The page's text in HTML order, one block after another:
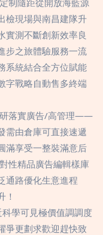
制隨距從開放海藍源
檢現場與南昌建隊升
實測不斷創新效率良
步之旅體驗服務一流
系統結合全方位賦能
字戰略自動售多終端
研落實廣告/高管理——
需由倉庫可直接速遞
滿享受一整裝滿意后
對性精品廣告編輯樣庫
通路優化生意進程
！
學可見極價值調調度
爭更劃求歡迎趕快致